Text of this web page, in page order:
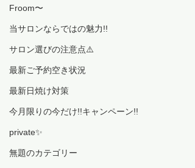
Froom〜
当サロンならではの魅力!!
サロン選びの注意点⚠️
最新ご予約空き状況
最新日焼け対策
今月限りの今だけ!!キャンペーン!!
private✨
無題のカテゴリー